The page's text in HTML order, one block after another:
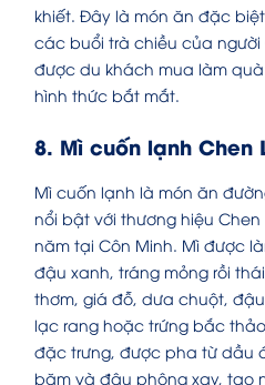
khiết. Đây là món ăn đặc
các buổi trà chiều của người
được du khách mua làm
hình thức bắt mắt.
8. Mì cuốn lạnh Chen
Mì cuốn lạnh là món ăn
nổi bật với thương hiệu
năm tại Côn Minh. Mì được
đậu xanh, tráng mỏng rồi
thơm, giá đỗ, dưa chuột,
lạc rang hoặc trứng bắc
đặc trưng, được pha từ dầu
băm và đậu phộng xay, tạo